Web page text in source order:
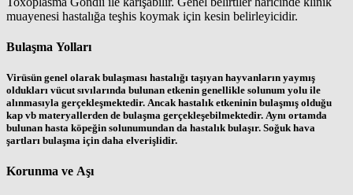
muayenesi hastalığa teşhis koymak için kesin belirleyicidir.
Bulaşma Yolları
Virüsün genel olarak bulaşması hastalığı taşıyan hayvanların yaymış
oldukları vücut sıvılarında bulunan etkenin genellikle solunum yolu ile
alınmasıyla gerçekleşmektedir. Ancak hastalık etkeninin bulaşmış olduğu
kap vb materyallerden de bulaşma gerçekleşebilmektedir. Aynı ortamda
bulunan hasta köpeğin solunumundan da hastalık bulaşır. Soğuk hava
şartları bulaşma için daha elverişlidir.
Korunma ve Aşı